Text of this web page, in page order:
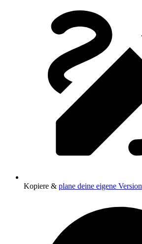
Kopiere & plane deine eigene Version